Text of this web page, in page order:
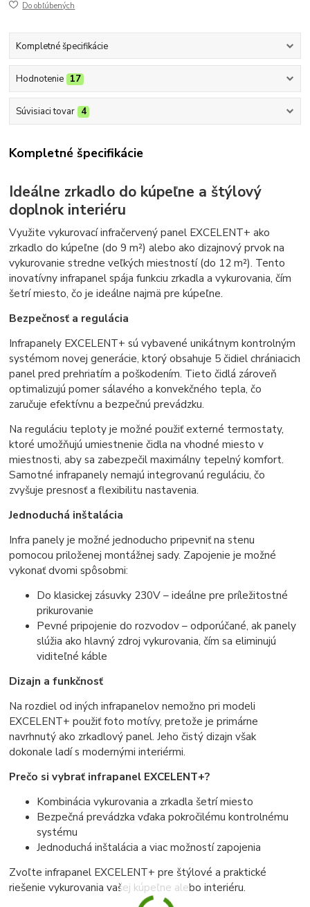
Do obľúbených
Kompletné špecifikácie
Hodnotenie 17
Súvisiaci tovar 4
Kompletné špecifikácie
Ideálne zrkadlo do kúpeľne a štýlový
doplnok interiéru
Využite vykurovací infračervený panel EXCELENT+ ako
zrkadlo do kúpeľne (do 9 m²) alebo ako dizajnový prvok na
vykurovanie stredne veľkých miestností (do 12 m²). Tento
inovatívny infrapanel spája funkciu zrkadla a vykurovania, čím
šetrí miesto, čo je ideálne najmä pre kúpeľne.
Bezpečnosť a regulácia
Infrapanely EXCELENT+ sú vybavené unikátnym kontrolným
systémom novej generácie, ktorý obsahuje 5 čidiel chrániacich
panel pred prehriatím a poškodením. Tieto čidlá zároveň
optimalizujú pomer sálavého a konvekčného tepla, čo
zaručuje efektívnu a bezpečnú prevádzku.
Na reguláciu teploty je možné použiť externé termostaty,
ktoré umožňujú umiestnenie čidla na vhodné miesto v
miestnosti, aby sa zabezpečil maximálny tepelný komfort.
Samotné infrapanely nemajú integrovanú reguláciu, čo
zvyšuje presnosť a flexibilitu nastavenia.
Jednoduchá inštalácia
Infra panely je možné jednoducho pripevniť na stenu
pomocou priloženej montážnej sady. Zapojenie je možné
vykonať dvomi spôsobmi:
Do klasickej zásuvky 230V – ideálne pre príležitostné
prikurovanie
Pevné pripojenie do rozvodov – odporúčané, ak panely
slúžia ako hlavný zdroj vykurovania, čím sa eliminujú
viditeľné káble
Dizajn a funkčnosť
Na rozdiel od iných infrapanelov nemožno pri modeli
EXCELENT+ použiť foto motívy, pretože je primárne
navrhnutý ako zrkadlový panel. Jeho čistý dizajn však
dokonale ladí s modernými interiérmi.
Prečo si vybrať infrapanel EXCELENT+?
Kombinácia vykurovania a zrkadla šetrí miesto
Bezpečná prevádzka vďaka pokročilému kontrolnému
systému
Jednoduchá inštalácia a viac možností zapojenia
Zvoľte infrapanel EXCELENT+ pre štýlové a praktické
riešenie vykurovania vašej kúpeľne alebo interiéru.